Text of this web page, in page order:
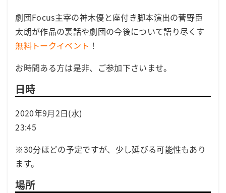
劇団Focus主宰の神木優と座付き脚本演出の菅野臣
太朗が作品の裏話や劇団の今後について語り尽くす
無料トークイベント ！
お時間ある方は是非、ご参加下さいませ。
日時
2020年9月2日(水)
23:45
※30分ほどの予定ですが、少し延びる可能性もあり
ます。
場所